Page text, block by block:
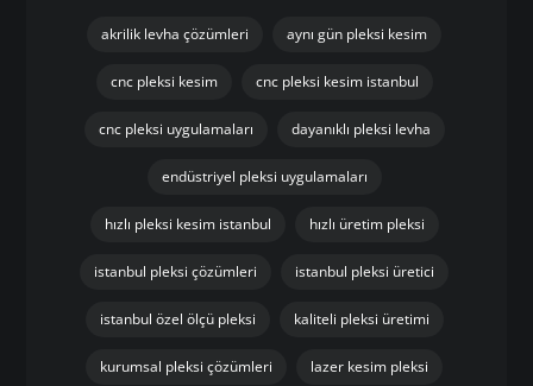
akrilik levha çözümleri aynı gün pleksi kesim
cnc pleksi kesim cnc pleksi kesim istanbul
cnc pleksi uygulamaları dayanıklı pleksi levha
endüstriyel pleksi uygulamaları
hızlı pleksi kesim istanbul hızlı üretim pleksi
istanbul pleksi çözümleri istanbul pleksi üretici
istanbul özel ölçü pleksi kaliteli pleksi üretimi
kurumsal pleksi çözümleri lazer kesim pleksi